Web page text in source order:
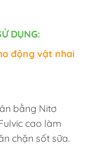
DỤNG:
động vật nhai
bằng Nitơ
cao làm
chặn sốt sữa.